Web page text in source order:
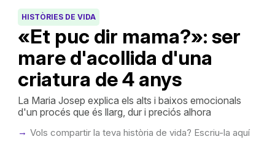
«Et puc dir mama?»: ser
mare d'acollida d'una
criatura de 4 anys
HISTÒRIES DE VIDA
La Maria Josep explica els alts i baixos emocionals
d'un procés que és llarg, dur i preciós alhora
Vols compartir la teva història de vida? Escriu-la aquí